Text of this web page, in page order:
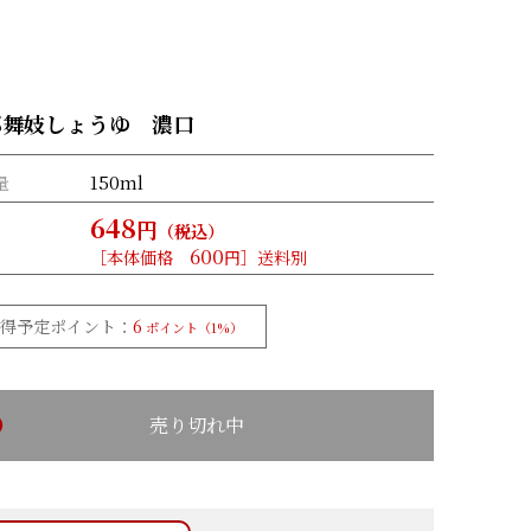
妓しょうゆ 濃口
150ml
648円 （税込）
［本体価格 600円］送料別
予定ポイント：6 ポイント（1%）
売り切れ中